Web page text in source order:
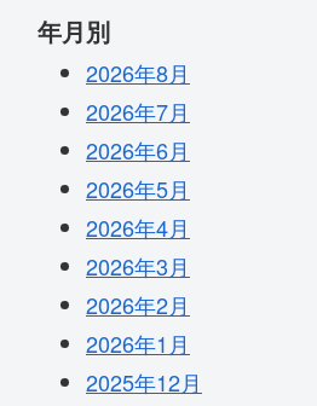
年月別
2026年8月
2026年7月
2026年6月
2026年5月
2026年4月
2026年3月
2026年2月
2026年1月
2025年12月